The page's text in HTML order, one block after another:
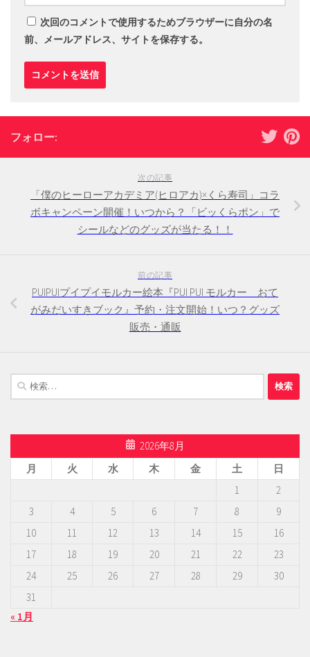
次回のコメントで使用するためブラウザーに自分の名
前、メールアドレス、サイトを保存する。
フォロー:
次の記事
「僕のヒーローアカデミア(ヒロアカ)×くら寿司」コラ
ボキャンペーン開催！いつから？「ビッくらポン」で
シールなどのグッズが当たる！！
前の記事
PUIPUIプイプイモルカー絵本『PUI PUI モルカー おて
がみだいすきブック』予約・注文開始！いつ？グッズ
販売・通販
検
索:
2026年8月
月
火 水 木 金 土
日
1
2
3
4 5 6 7 8
9
10
11 12 13 14 15
16
17
18 19 20 21 22
23
24
25 26 27 28 29
30
31
« 1月